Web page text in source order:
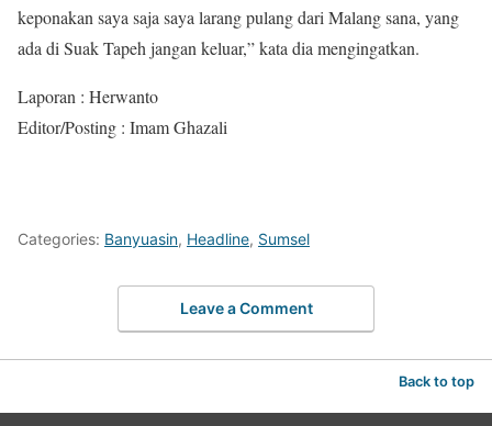
keponakan saya saja saya larang pulang dari Malang sana, yang
ada di Suak Tapeh jangan keluar,” kata dia mengingatkan.
Laporan : Herwanto
Editor/Posting : Imam Ghazali
Categories: Banyuasin, Headline, Sumsel
Leave a Comment
Back to top